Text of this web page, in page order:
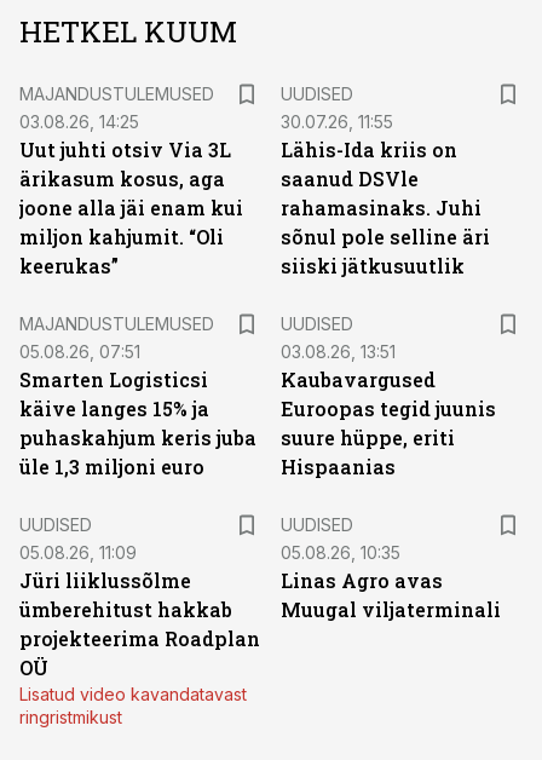
HETKEL KUUM
MAJANDUSTULEMUSED
03.08.26, 14:25
Uut juhti otsiv Via 3L
ärikasum kosus, aga
joone alla jäi enam kui
miljon kahjumit. “Oli
keerukas”
UUDISED
30.07.26, 11:55
Lähis-Ida kriis on
saanud DSVle
rahamasinaks. Juhi
sõnul pole selline äri
siiski jätkusuutlik
MAJANDUSTULEMUSED
05.08.26, 07:51
Smarten Logisticsi
käive langes 15% ja
puhaskahjum keris juba
üle 1,3 miljoni euro
UUDISED
03.08.26, 13:51
Kaubavargused
Euroopas tegid juunis
suure hüppe, eriti
Hispaanias
UUDISED
05.08.26, 11:09
Jüri liiklussõlme
ümberehitust hakkab
projekteerima Roadplan
OÜ
Lisatud video kavandatavast
ringristmikust
UUDISED
05.08.26, 10:35
Linas Agro avas
Muugal viljaterminali